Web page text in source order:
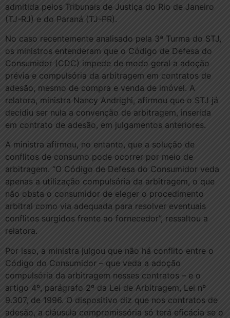
admitida pelos Tribunais de Justiça do Rio de Janeiro
(TJ-RJ) e do Paraná (TJ-PR).
No caso recentemente analisado pela 3ª Turma do STJ,
os ministros entenderam que o Código de Defesa do
Consumidor (CDC) impede de modo geral a adoção
prévia e compulsória da arbitragem em contratos de
adesão, mesmo de compra e venda de imóvel. A
relatora, ministra Nancy Andrighi, afirmou que o STJ já
decidiu ser nula a convenção de arbitragem, inserida
em contrato de adesão, em julgamentos anteriores.
A ministra afirmou, no entanto, que a solução de
conflitos de consumo pode ocorrer por meio de
arbitragem. “O Código de Defesa do Consumidor veda
apenas a utilização compulsória da arbitragem, o que
não obsta o consumidor de eleger o procedimento
arbitral como via adequada para resolver eventuais
conflitos surgidos frente ao fornecedor”, ressaltou a
relatora.
Por isso, a ministra julgou que não há conflito entre o
Código do Consumidor – que veda a adoção
compulsória da arbitragem nesses contratos – e o
artigo 4º, parágrafo 2º da Lei de Arbitragem, Lei nº
9.307, de 1996. O dispositivo diz que nos contratos de
adesão, a cláusula compromissória só terá eficácia se o